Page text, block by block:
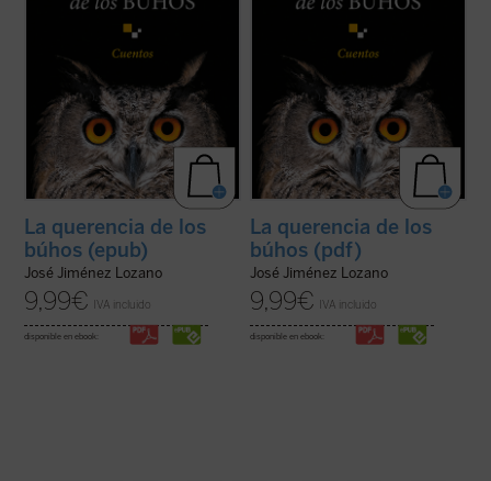
La querencia de los
búhos (epub)
José Jiménez Lozano
9,99€ IVA incluido
disponible en ebook:
La querencia de los
búhos (pdf)
José Jiménez Lozano
9,99€ IVA incluido
disponible en ebook: